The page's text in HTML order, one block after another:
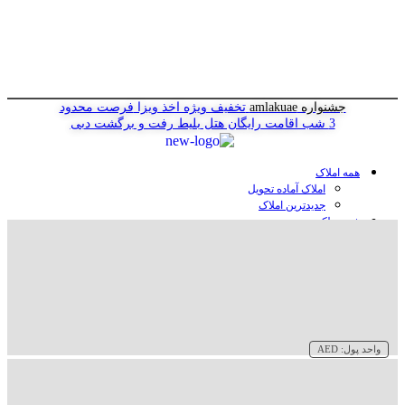
جشنواره amlakuae تخفیف ویژه اخذ ویزا فرصت محدود
3 شب اقامت رایگان هتل
بلیط رفت و برگشت دبی
همه املاک
املاک آماده تحویل
جدیدترین املاک
خرید ملک در دبی
واحد پول: AED